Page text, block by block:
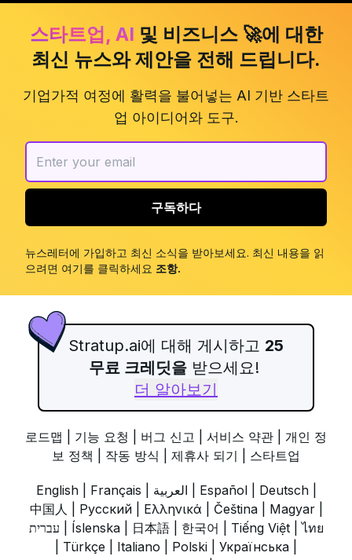
스타트업, AI 및 비즈니스 🚀에 대한
최신 뉴스와 제안을 전해 드립니다.
기업가적 여정에 활력을 불어넣는 AI 기반 스타트
업 아이디어와 도구.
구독하다
뉴스레터에 가입하고 최신 소식을 받아보세요. 최신 내용을 읽
으려면 여기를 클릭하세요 조항.
Stratup.ai에 대해 게시하고 25
무료 크레딧을받으세요!
더 알아보기
로드맵 기능 요청 버그 신고 서비스 약관
개인 정
보 정책
작동 방식 제휴사 되기 스타트업
English| Français العربية Español| Deutsch|
中国人
Русский| Ελληνικά Čeština| Magyar|
עברית
Íslenska| 日本語| 한국어 Tiếng Việt|ไทย
Türkçe Italiano Polski Українська